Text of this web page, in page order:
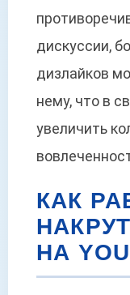
дискуссии,
дизлайков
нему, что в
увеличить
КАК
НА